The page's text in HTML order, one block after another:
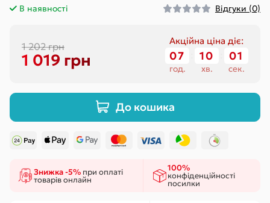
В наявності Відгуки (0)
1 202 грн
1 019 грн
Акційна ціна діє:
07
год.
10
хв.
01
сек.
До кошика
Знижка -5% при оплаті
товарів онлайн
100%
конфіденційності
посилки